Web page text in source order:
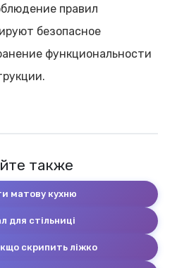
правил
безопасное
функциональности
также
матову кухню
для стільниці
скрипить ліжко